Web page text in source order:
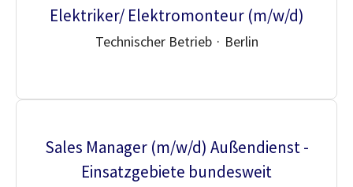
Elektriker/ Elektromonteur (m/w/d)
Technischer Betrieb · Berlin
Sales Manager (m/w/d) Außendienst -
Einsatzgebiete bundesweit